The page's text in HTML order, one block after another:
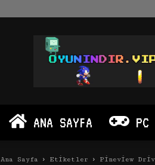
Oyun
İndir
PC
Android
ANA SAYFA PC
Ana Sayfa Etiketler Pineview